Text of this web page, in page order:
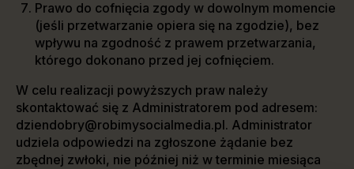
Prawo do cofnięcia zgody w dowolnym momencie
(jeśli przetwarzanie opiera się na zgodzie), bez
wpływu na zgodność z prawem przetwarzania,
którego dokonano przed jej cofnięciem.
W celu realizacji powyższych praw należy
skontaktować się z Administratorem pod adresem:
dziendobry@robimysocialmedia.pl. Administrator
udziela odpowiedzi na zgłoszone żądanie bez
zbędnej zwłoki, nie później niż w terminie miesiąca